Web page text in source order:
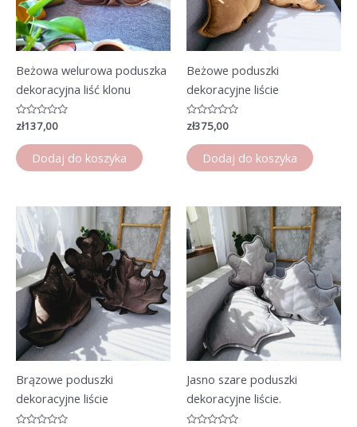
Beżowa welurowa poduszka
dekoracyjna liść klonu
Oceniono
na
5
zł137,00
Dodaj do koszyka
Beżowe poduszki
dekoracyjne liście
Oceniono
na
5
zł375,00
Dodaj do koszyka
Brązowe poduszki
dekoracyjne liście
Jasno szare poduszki
dekoracyjne liście.